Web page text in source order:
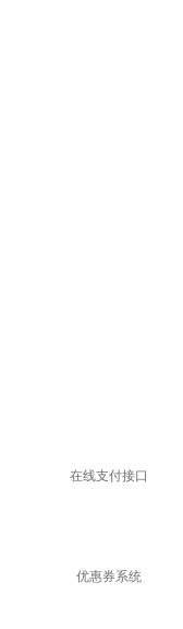
在线支付接口
优惠券系统